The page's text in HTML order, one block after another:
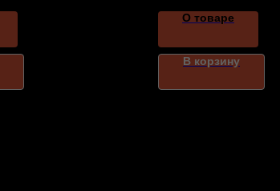
О товаре
В корзину